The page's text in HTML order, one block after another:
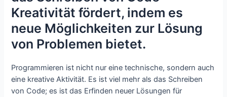
Kreativität fördert, indem es
neue Möglichkeiten zur Lösung
von Problemen bietet.
Programmieren ist nicht nur eine technische, sondern auch
eine kreative Aktivität. Es ist viel mehr als das Schreiben
von Code; es ist das Erfinden neuer Lösungen für